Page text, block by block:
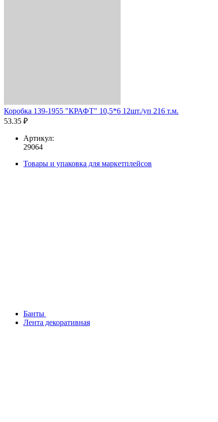
Коробка 139-1955 "КРАФТ" 10,5*6 12шт./уп 216 т.м.
53.35 ₽
Артикул:
29064
Товары и упаковка для маркетплейсов
Банты
Лента декоративная